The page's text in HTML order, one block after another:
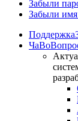
Забыли
Забыли имя
Поддержка
ЧаВо